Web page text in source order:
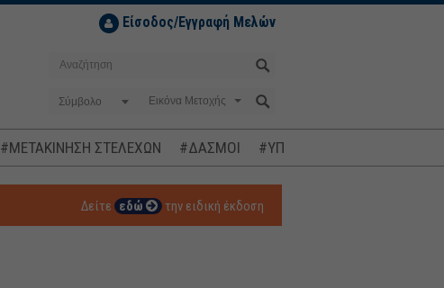
Είσοδος/Εγγραφή Μελών
Σύμβολο
#ΜΕΤΑΚΙΝΗΣΗ ΣΤΕΛΕΧΩΝ #ΔΑΣΜΟΙ #ΥΠΟΚΛΟΠΕΣ
Δείτε εδώ την ειδική έκδοση